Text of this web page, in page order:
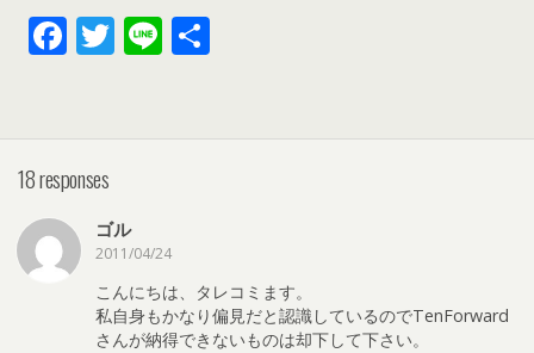
F
b
o
o
k
T
er
Li
18 responses
ゴル
2011/04/24
こんにちは、タレコミます。
私自身もかなり偏見だと認識しているのでTenForward
さんが納得できないものは却下して下さい。